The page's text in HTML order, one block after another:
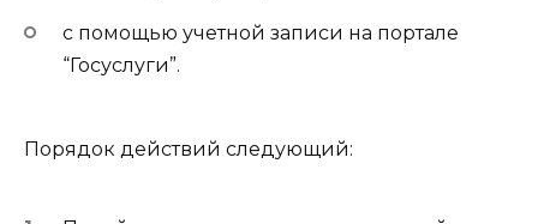
с помощью учетной записи на портале
“Госуслуги”.
Порядок действий следующий: